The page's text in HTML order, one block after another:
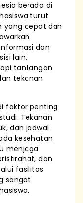
berada di
turut
yang cepat dan
dan
lain,
tantangan
tekanan
faktor penting
Tekanan
dan jadwal
kesehatan
menjaga
dan
fasilitas
sangat